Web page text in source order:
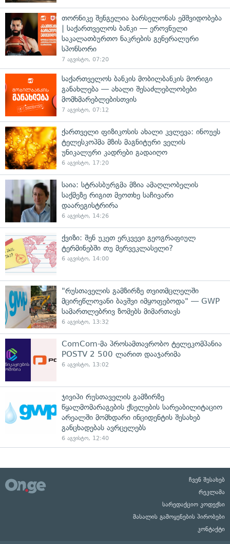
თორნიკე შენგელია ბარსელონას ემშვიდობება
| საქართველოს ბანკი — ეროვნული
საკალათბურთო ნაკრების გენერალური
სპონსორი
7 აგვისტო, 07:20
საქართველოს ბანკის მობილბანკის მორიგი
განახლება — ახალი შესაძლებლობები
მომხმარებლებისთვის
7 აგვისტო, 07:12
ქართველი ფიზიკოსის ახალი კვლევა: ინოუეს
ტელესკოპმა მზის მაგნიტური ველის
უნიკალური კადრები გადაიღო
6 აგვისტო, 17:20
საია: სტრასბურგმა მზია ამაღლობელის
საქმეზე რიგით მეოთხე საჩივარი
დაარეგისტრირა
6 აგვისტო, 14:26
ქვიზი: შენ უკეთ ერკვევი გეოგრაფიულ
ტერმინებში თუ მერვეკლასელი?
6 აგვისტო, 14:00
"რუსთაველის გამზირზე თვითმცლელში
მცირეწლოვანი ბავშვი იმყოფებოდა" — GWP
სამართლებრივ ზომებს მიმართავს
6 აგვისტო, 13:32
ComCom-მა პროსამთავრობო ტელეკომპანია
POSTV 2 500 ლარით დააჯარიმა
6 აგვისტო, 13:02
ჯივიპი რუსთაველის გამზირზე
წყალმომარაგების ქსელების სარეაბილიტაციო
არეალში მომხდარი ინციდენტის შესახებ
განცხადებას ავრცელებს
6 აგვისტო, 12:40
ჩვენ შესახებ
რეკლამა
სარედაქციო კოდექსი
მასალის გამოყენების პირობები
კონტაქტი